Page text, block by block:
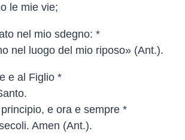
le mie vie;
nel mio sdegno: *
nel luogo del mio riposo» (Ant.).
e al Figlio *
e ora e sempre *
Amen (Ant.).